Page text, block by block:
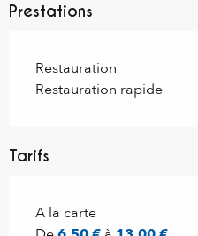
Prestations
Restauration
Restauration rapide
Tarifs
Tarifs 2027
A la carte